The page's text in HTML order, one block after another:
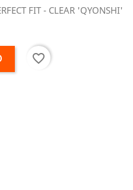
FIT - CLEAR 'QYONSHI'
favorite_border